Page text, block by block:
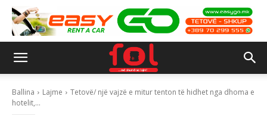
Ballina Lajme
Tetovë/ një vajzë e mitur tenton të hidhet nga dhoma e
hotelit,...